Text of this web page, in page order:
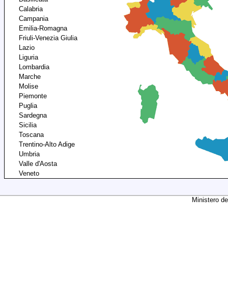
Calabria
Campania
Emilia-Romagna
Friuli-Venezia Giulia
Lazio
Liguria
Lombardia
Marche
Molise
Piemonte
Puglia
Sardegna
Sicilia
Toscana
Trentino-Alto Adige
Umbria
Valle d'Aosta
Veneto
Ministero